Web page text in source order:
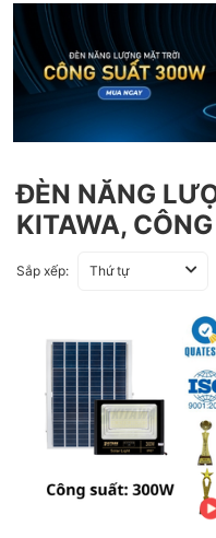
ĐÈN NĂNG
KITAWA,
Sắp xếp: Thứ tự